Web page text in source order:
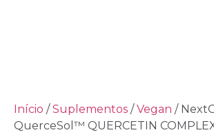
Início /Suplementos /Vegan /
QuerceSol™ QUERCETIN